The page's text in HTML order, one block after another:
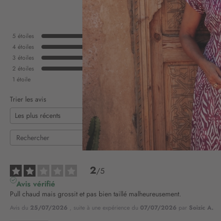
5 étoiles
4 étoiles
3 étoiles
2 étoiles
1 étoile
Trier les avis
2/5
Avis vérifié
Pull chaud mais grossit et pas bien taillé malheureusement.
Avis du 25/07/2026 , suite à une expérience du 07/07/2026 par Soizic A.